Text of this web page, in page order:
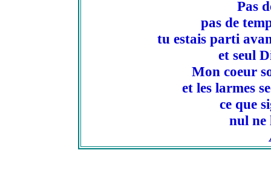
Pas
pas de
tu estais parti
et seul
Mon coeur
et les larmes
ce que
nul ne